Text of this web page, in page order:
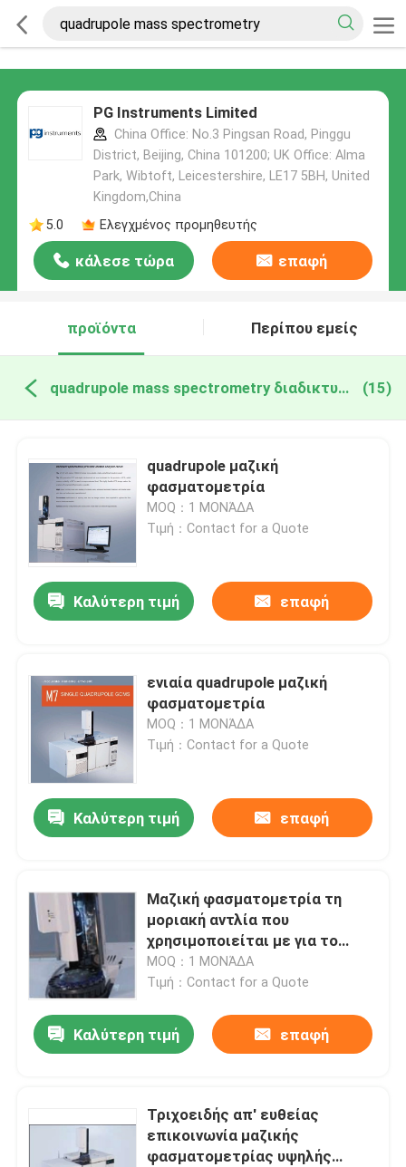
PG Instruments Limited
China Office: No.3 Pingsan Road, Pinggu
District, Beijing, China 101200; UK Office: Alma
Park, Wibtoft, Leicestershire, LE17 5BH, United
Kingdom,China
5.0
Ελεγχμένος προμηθευτής
κάλεσε τώρα επαφή
προϊόντα Περίπου εμείς
quadrupole mass spectrometry διαδικτυακή κατασκευή (15)
quadrupole μαζική
φασματομετρία
MOQ：1 ΜΟΝΆΔΑ
Τιμή：Contact for a Quote
Καλύτερη τιμή επαφή
ενιαία quadrupole μαζική
φασματομετρία
MOQ：1 ΜΟΝΆΔΑ
Τιμή：Contact for a Quote
Καλύτερη τιμή επαφή
Μαζική φασματομετρία τη
μοριακή αντλία που
χρησιμοποιείται με για το
υπόλειμμα φυτοφαρμάκων
MOQ：1 ΜΟΝΆΔΑ
Τιμή：Contact for a Quote
Καλύτερη τιμή επαφή
Τριχοειδής απ' ευθείας
επικοινωνία μαζικής
φασματομετρίας υψηλής